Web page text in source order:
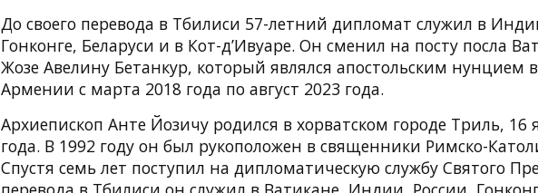
До своего перевода в Тбилиси 57-летний дипломат служил в
Гонконге, Беларуси и в Кот-д’Ивуаре. Он сменил на посту посла
Жозе Авелину Бетанкур, который являлся апостольским нунцием
Армении с марта 2018 года по август 2023 года.
Архиепископ Анте Йозичу родился в хорватском городе Триль, 16
года. В 1992 году он был рукоположен в священники Римско-
Спустя семь лет поступил на дипломатическую службу Святого